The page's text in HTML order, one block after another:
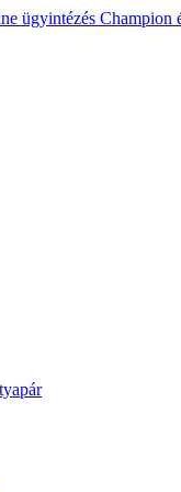
ügyintézés Champion